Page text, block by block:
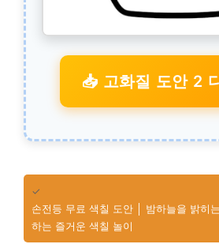
📥 고화질 도안 2
✓
손전등 무료 색칠 도안 │ 밤하늘을 밝히
하는 즐거운 색칠 놀이